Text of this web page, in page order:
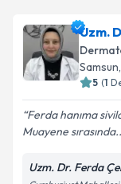
Uzm. Dr.
oluşturun.
takvim
Kişisel
Uzm.
Samsun
5 (1
Ferda hanıma
Muayene
Uzm. Dr. Ferda